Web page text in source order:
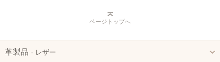
ページトップへ
革製品 ‐ レザー